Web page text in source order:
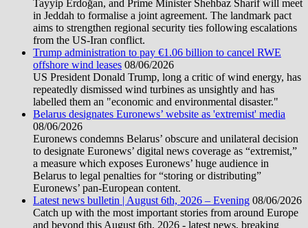
Tayyip Erdoğan, and Prime Minister Shehbaz Sharif will meet
in Jeddah to formalise a joint agreement. The landmark pact
aims to strengthen regional security ties following escalations
from the US-Iran conflict.
Trump administration to pay €1.06 billion to cancel RWE
offshore wind leases 08/06/2026
US President Donald Trump, long a critic of wind energy, has
repeatedly dismissed wind turbines as unsightly and has
labelled them an "economic and environmental disaster."
Belarus designates Euronews’ website as 'extremist' media
08/06/2026
Euronews condemns Belarus’ obscure and unilateral decision
to designate Euronews’ digital news coverage as “extremist,”
a measure which exposes Euronews’ huge audience in
Belarus to legal penalties for “storing or distributing”
Euronews’ pan-European content.
Latest news bulletin | August 6th, 2026 – Evening 08/06/2026
Catch up with the most important stories from around Europe
and beyond this August 6th, 2026 - latest news, breaking